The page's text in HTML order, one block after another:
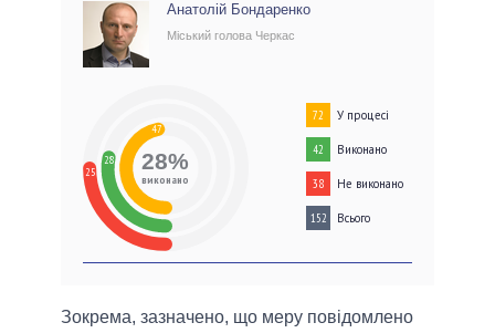
Анатолій Бондаренко
Міський голова Черкас
25
28
47
28%
виконано
72 У процесі
42 Виконано
38 Не виконано
152 Всього
Зокрема, зазначено, що меру повідомлено